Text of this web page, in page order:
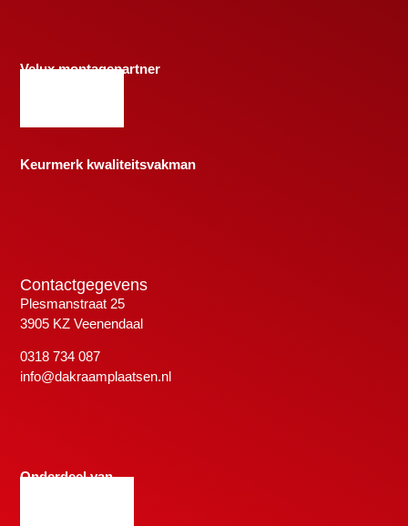
Velux montagepartner
Keurmerk kwaliteitsvakman
Contactgegevens
Plesmanstraat 25
3905 KZ Veenendaal
0318 734 087
info@dakraamplaatsen.nl
Onderdeel van